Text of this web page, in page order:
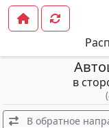
в
В обратное